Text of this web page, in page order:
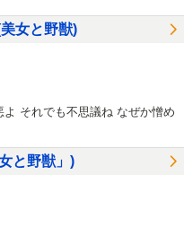
女と野獣)
それでも不思議ね なぜか憎め
と野獣」)